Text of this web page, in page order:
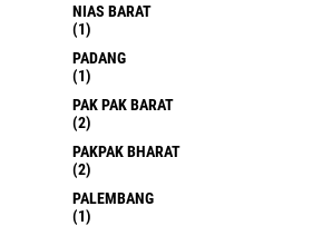
NIAS BARAT
(1)
PADANG
(1)
PAK PAK BARAT
(2)
PAKPAK BHARAT
(2)
PALEMBANG
(1)